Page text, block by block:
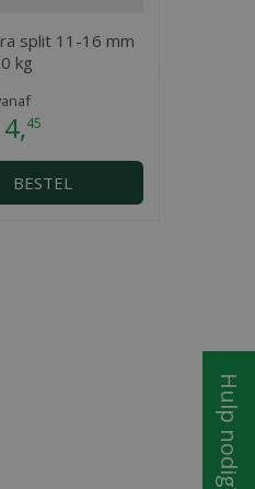
split 11-16 mm
kg
4,45
BESTEL
Hulp nodig?